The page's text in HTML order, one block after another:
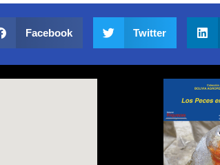
Facebook Twitter